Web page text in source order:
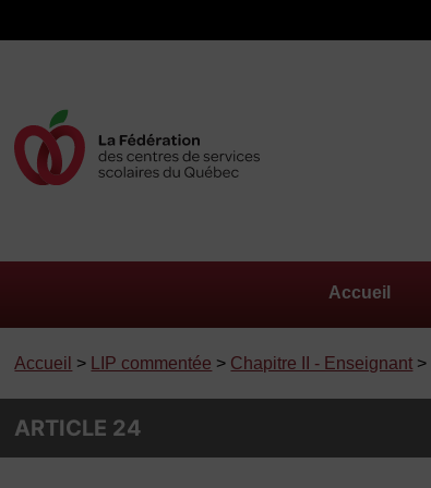
Accueil
Accueil > LIP commentée > Chapitre II - Enseignant >
ARTICLE 24